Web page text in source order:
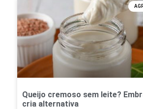
Queijo cremoso sem leite?
cria alternativa